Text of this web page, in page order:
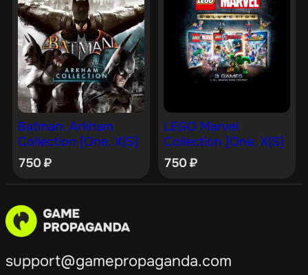
Batman: Arkham
Collection [One, X|S]
750₽
LEGO Marvel
Collection [One, X|S]
750₽
support@gamepropaganda.com